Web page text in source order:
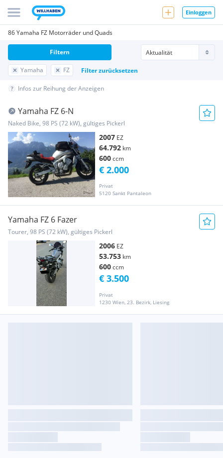
Einloggen
86 Yamaha FZ Motorräder und Quads
Yamaha FZ Filter zurücksetzen
Filtern
Infos zur Reihung der Anzeigen
Yamaha FZ 6-N
Naked Bike, 98 PS (72 kW), gültiges Pickerl
2007 EZ
64.792 km
600ccm
Privat
5120 Sankt Pantaleon
€ 2.000
Yamaha FZ 6 Fazer
Tourer, 98 PS (72 kW), gültiges Pickerl
2006 EZ
53.753 km
600ccm
Privat
1230 Wien, 23. Bezirk, Liesing
€ 3.500